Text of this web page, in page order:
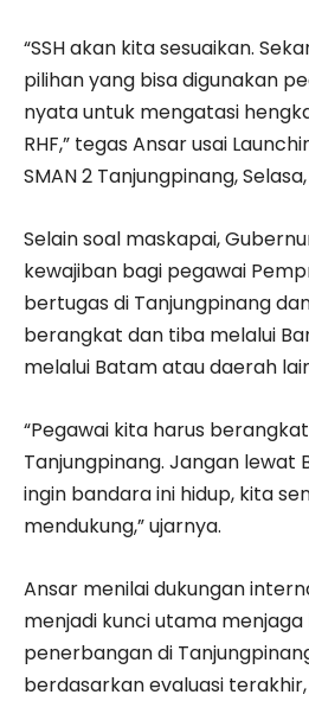
“SSH akan kita sesuaikan.
pilihan yang bisa digunakan
nyata untuk mengatasi
RHF,” tegas Ansar usai
SMAN 2 Tanjungpinang,
Selain soal maskapai,
kewajiban bagi pegawai
bertugas di Tanjungpinang
berangkat dan tiba melalui
melalui Batam atau daerah
“Pegawai kita harus
Tanjungpinang. Jangan lewat
ingin bandara ini hidup, kita
mendukung,” ujarnya.
Ansar menilai dukungan
menjadi kunci utama
penerbangan di
berdasarkan evaluasi